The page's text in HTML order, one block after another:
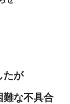
たが
難な不具合